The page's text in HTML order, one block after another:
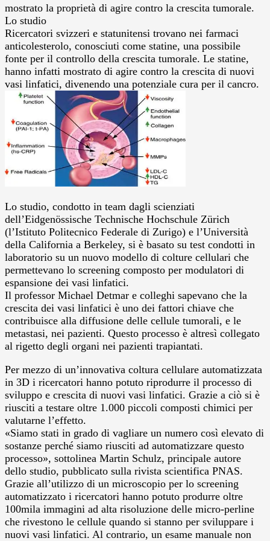
mostrato la proprietà di agire contro la crescita tumorale.
Lo studio
Ricercatori svizzeri e statunitensi trovano nei farmaci
anticolesterolo, conosciuti come statine, una possibile
fonte per il controllo della crescita tumorale. Le statine,
hanno infatti mostrato di agire contro la crescita di nuovi
vasi linfatici, divenendo una potenziale cura per il cancro.
Lo studio, condotto in team dagli scienziati
dell’Eidgenössische Technische Hochschule Zürich
(l’Istituto Politecnico Federale di Zurigo) e l’Università
della California a Berkeley, si è basato su test condotti in
laboratorio su un nuovo modello di colture cellulari che
permettevano lo screening composto per modulatori di
espansione dei vasi linfatici.
Il professor Michael Detmar e colleghi sapevano che la
crescita dei vasi linfatici è uno dei fattori chiave che
contribuisce alla diffusione delle cellule tumorali, e le
metastasi, nei pazienti. Questo processo è altresì collegato
al rigetto degli organi nei pazienti trapiantati.
Per mezzo di un’innovativa coltura cellulare automatizzata
in 3D i ricercatori hanno potuto riprodurre il processo di
sviluppo e crescita di nuovi vasi linfatici. Grazie a ciò si è
riusciti a testare oltre 1.000 piccoli composti chimici per
valutarne l’effetto.
«Siamo stati in grado di vagliare un numero così elevato di
sostanze perché siamo riusciti ad automatizzare questo
processo», sottolinea Martin Schulz, principale autore
dello studio, pubblicato sulla rivista scientifica PNAS.
Grazie all’utilizzo di un microscopio per lo screening
automatizzato i ricercatori hanno potuto produrre oltre
100mila immagini ad alta risoluzione delle micro-perline
che rivestono le cellule quando si stanno per sviluppare i
nuovi vasi linfatici. Al contrario, un esame manuale non